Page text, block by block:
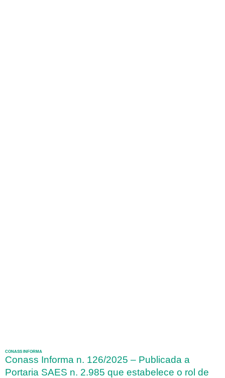
CONASS INFORMA
Conass Informa n. 126/2025 – Publicada a
Portaria SAES n. 2.985 que estabelece o rol de